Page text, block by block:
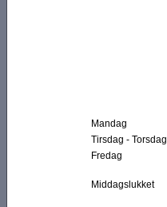
Mandag
Tirsdag - Torsdag
Fredag
Middagslukket